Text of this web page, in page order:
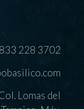
833 228 3702
Lomas del